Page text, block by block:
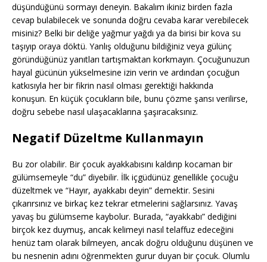
düşündüğünü sormayı deneyin. Bakalım ikiniz birden fazla
cevap bulabilecek ve sonunda doğru cevaba karar verebilecek
misiniz? Belki bir deliğe yağmur yağdı ya da birisi bir kova su
taşıyıp oraya döktü. Yanlış olduğunu bildiğiniz veya gülünç
göründüğünüz yanıtları tartışmaktan korkmayın. Çocuğunuzun
hayal gücünün yükselmesine izin verin ve ardından çocuğun
katkısıyla her bir fikrin nasıl olması gerektiği hakkında
konuşun. En küçük çocukların bile, bunu çözme şansı verilirse,
doğru sebebe nasıl ulaşacaklarına şaşıracaksınız.
Negatif Düzeltme Kullanmayın
Bu zor olabilir. Bir çocuk ayakkabısını kaldırıp kocaman bir
gülümsemeyle “du” diyebilir. İlk içgüdünüz genellikle çocuğu
düzeltmek ve “Hayır, ayakkabı deyin” demektir. Sesini
çıkarırsınız ve birkaç kez tekrar etmelerini sağlarsınız. Yavaş
yavaş bu gülümseme kaybolur. Burada, “ayakkabı” dediğini
birçok kez duymuş, ancak kelimeyi nasıl telaffuz edeceğini
henüz tam olarak bilmeyen, ancak doğru olduğunu düşünen ve
bu nesnenin adını öğrenmekten gurur duyan bir çocuk. Olumlu